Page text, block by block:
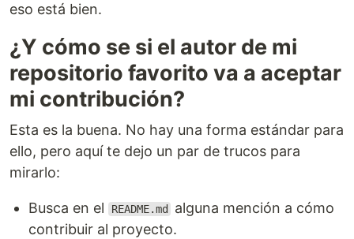
eso está bien.
¿Y cómo se si el autor de mi
repositorio favorito va a aceptar
mi contribución?
Esta es la buena. No hay una forma estándar para
ello, pero aquí te dejo un par de trucos para
mirarlo:
Busca en el README.md
alguna mención a cómo
contribuir al proyecto.